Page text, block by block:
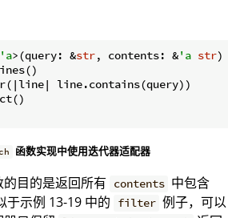
'a>(query: &str, contents: &'a str) -
line.contains(query))
函数实现中使用迭代器适配器
的目的是返回所有 contents 中包含
于示例 13-19 中的 filter 例子，可以